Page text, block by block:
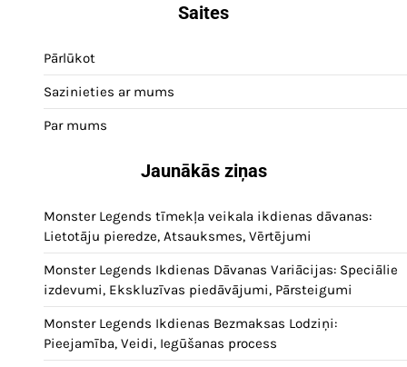
Saites
Pārlūkot
Sazinieties ar mums
Par mums
Jaunākās ziņas
Monster Legends tīmekļa veikala ikdienas dāvanas:
Lietotāju pieredze, Atsauksmes, Vērtējumi
Monster Legends Ikdienas Dāvanas Variācijas: Speciālie
izdevumi, Ekskluzīvas piedāvājumi, Pārsteigumi
Monster Legends Ikdienas Bezmaksas Lodziņi:
Pieejamība, Veidi, Iegūšanas process